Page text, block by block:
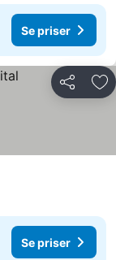
Se priser
Dela
Se priser